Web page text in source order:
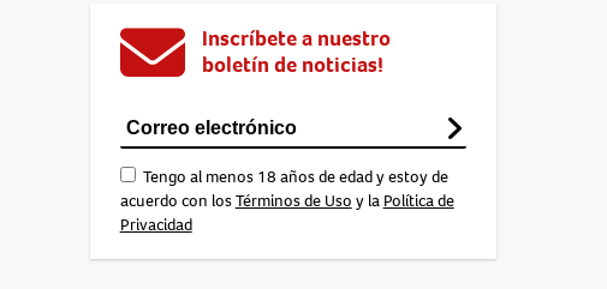
Inscríbete a nuestro
boletín de noticias!
Tengo al menos 18 años de edad y estoy de
acuerdo con losTérminos de Uso y la Política de
Privacidad